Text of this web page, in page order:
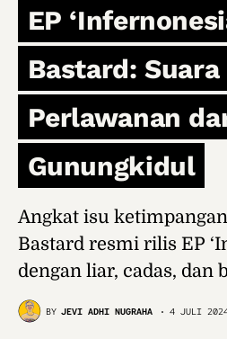
EP
Bastard:
Perlawanan
Gunungkidul
Angkat isu
Bastard resmi rilis EP
dengan liar, cadas, dan
BY JEVI ADHI NUGRAHA 4 JULI